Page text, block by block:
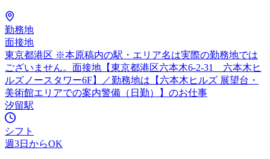
勤務地
面接地
東京都港区 ※本原稿内の駅・エリア名は実際の勤務地では
ございません。面接地【東京都港区六本木6-2-31 六本木ヒ
ルズノースタワー6F】／勤務地は【六本木ヒルズ 展望台・
美術館エリアでの案内警備（日勤）】のお仕事
汐留駅
シフト
週3日からOK